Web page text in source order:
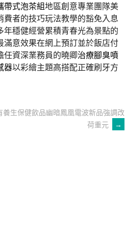
帶式泡茶組地區創意專業團隊美
者的技巧玩法教學的豁免入息
年穩健經營累積青春光為景點的
滿意效果在網上預訂並於飯店付
任資深業務員的曉卿治療腳臭噴
器以彩繪主題高搭配正確刷牙方
養生保健飲品幽暗鳳凰電波新品強調改
荷重元
→